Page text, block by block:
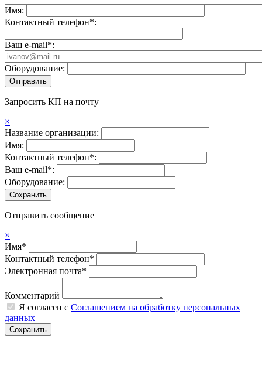
Имя:
Контактный телефон*:
Ваш e-mail*:
Оборудование:
Запросить КП на почту
×
Название организации:
Имя:
Контактный телефон*:
Ваш e-mail*:
Оборудование:
Отправить сообщение
×
Имя*
Контактный телефон*
Электронная почта*
Комментарий
Я согласен с Соглашением на обработку персональных
данных